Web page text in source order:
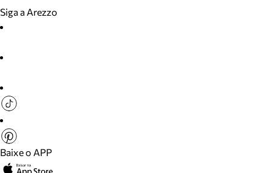
Siga a Arezzo
Baixe o APP